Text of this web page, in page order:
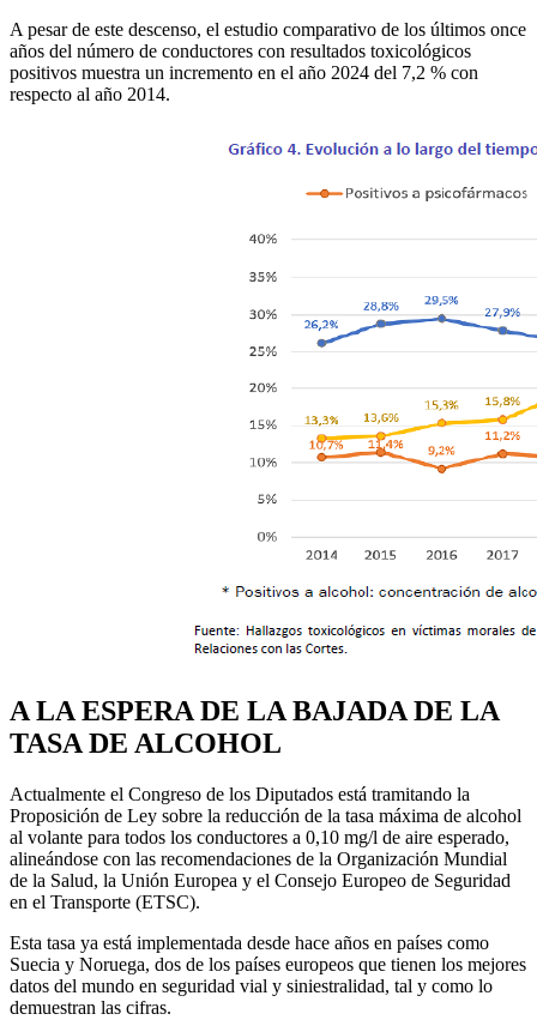
A pesar de este descenso, el estudio comparativo de los últimos once
años del número de conductores con resultados toxicológicos
positivos muestra un incremento en el año 2024 del 7,2 % con
respecto al año 2014.
A LA ESPERA DE LA BAJADA DE LA
TASA DE ALCOHOL
Actualmente el Congreso de los Diputados está tramitando la
Proposición de Ley sobre la reducción de la tasa máxima de alcohol
al volante para todos los conductores a 0,10 mg/l de aire esperado,
alineándose con las recomendaciones de la Organización Mundial
de la Salud, la Unión Europea y el Consejo Europeo de Seguridad
en el Transporte (ETSC).
Esta tasa ya está implementada desde hace años en países como
Suecia y Noruega, dos de los países europeos que tienen los mejores
datos del mundo en seguridad vial y siniestralidad, tal y como lo
demuestran las cifras.